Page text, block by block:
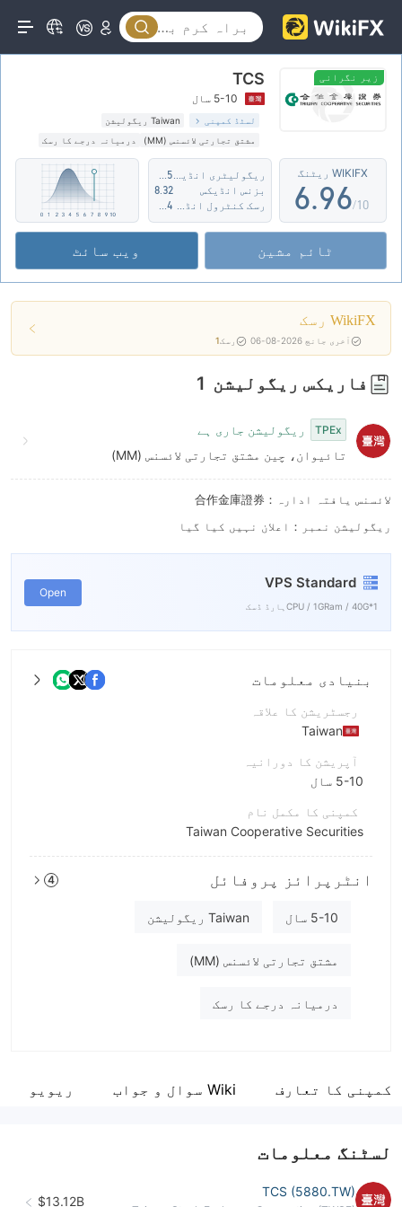
زیر نگرانی TCS
5-10 سال
لسٹڈ کمپنی
Taiwan ریگولیشن
مشتق تجارتی لائسنس (MM)
درمیانہ درجے کا رسک
WIKIFX ریٹنگ
1
2
3
5
6
7
8
9
.
4
5
6
8
9
1
2
3
5
6
7
8
9
/10
بزنس انڈیکس
8.32
ٹائم مشین ویب سائٹ
WikiFX رسک
آخری جانچ 2026-08-06 رسک1
فاریکس ریگولیشن 1
TPEx
ریگولیشن جاری ہے
تائیوان، چین مشتق تجارتی لائسنس (MM)
لائسنس یافتہ ادارہ：合作金庫證券
ریگولیشن نمبر：اعلان نہیں کیا گیا
VPS Standard
1*CPU / 1GRam / 40Gہارڈ ڈسک
Open
بنیادی معلومات
رجسٹریشن کا علاقہ
Taiwan
آپریشن کا دورانیہ
5-10 سال
کمپنی کا مکمل نام
Taiwan Cooperative Securities
مختصر نام
TCS
انٹرپرائز ملازم
انٹرپرائز پروفائل 4
5-10 سال Taiwan ریگولیشن
مشتق تجارتی لائسنس (MM)
درمیانہ درجے کا رسک
کمپنی کا تعارف Wiki سوال و جواب ریویو
لسٹنگ معلومات
TCS (5880.TW)
$13.12B